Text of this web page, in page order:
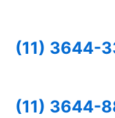
(11) 3644-
(11) 3644-